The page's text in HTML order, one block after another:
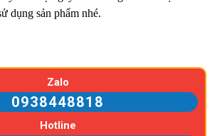
dụng sản phẩm nhé.
Zalo
0938448818
Hotline